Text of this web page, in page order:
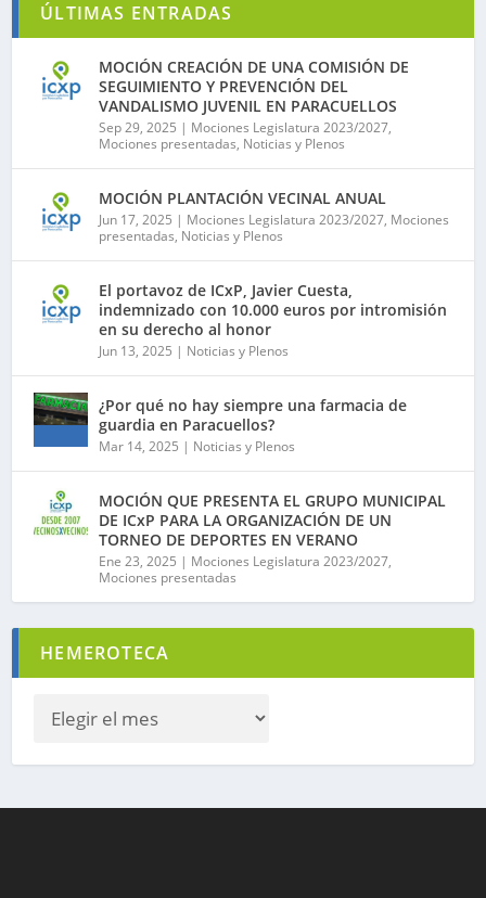
ÚLTIMAS ENTRADAS
MOCIÓN CREACIÓN DE UNA COMISIÓN DE
SEGUIMIENTO Y PREVENCIÓN DEL
VANDALISMO JUVENIL EN PARACUELLOS
Sep 29, 2025 | Mociones Legislatura 2023/2027,
Mociones presentadas, Noticias y Plenos
MOCIÓN PLANTACIÓN VECINAL ANUAL
Jun 17, 2025 | Mociones Legislatura 2023/2027, Mociones
presentadas, Noticias y Plenos
El portavoz de ICxP, Javier Cuesta,
indemnizado con 10.000 euros por intromisión
en su derecho al honor
Jun 13, 2025 | Noticias y Plenos
¿Por qué no hay siempre una farmacia de
guardia en Paracuellos?
Mar 14, 2025 | Noticias y Plenos
MOCIÓN QUE PRESENTA EL GRUPO MUNICIPAL
DE ICxP PARA LA ORGANIZACIÓN DE UN
TORNEO DE DEPORTES EN VERANO
Ene 23, 2025 | Mociones Legislatura 2023/2027,
Mociones presentadas
HEMEROTECA